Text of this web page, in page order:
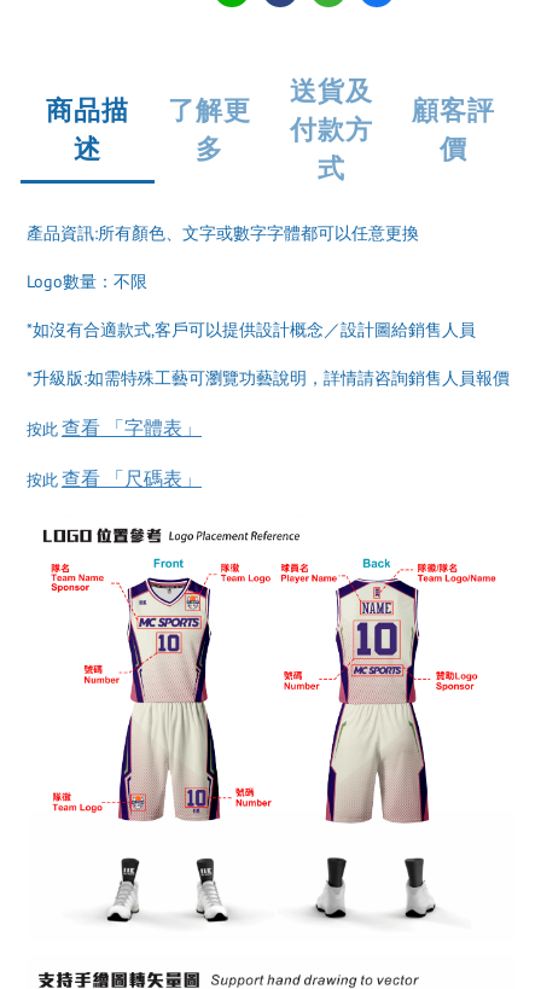
商品描
述
了解更
多
送貨及
付款方
式
顧客評
價
產品資訊:所有顏色、文字或數字字體都可以任意更換
Logo數量：不限
*如沒有合適款式,客戶可以提供設計概念／設計圖給銷售人員
*升級版:如需特殊工藝可瀏覽功藝說明，詳情請咨詢銷售人員報價
按此查看 「字體表」
按此查看 「尺碼表」